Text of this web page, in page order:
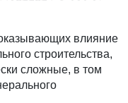
влияние
строительства,
сложные, в том